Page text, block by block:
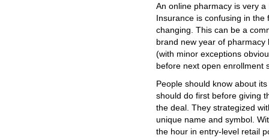
An online pharmacy is very
Insurance is confusing in
changing. This can be a
brand new year of
(with minor exceptions
before next open enrollment
People should know about
should do first before giving
the deal. They strategized
unique name and symbol.
the hour in entry-level retail